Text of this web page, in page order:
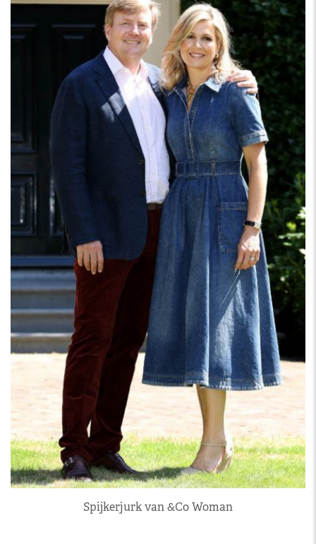
Spijkerjurk van &Co Woman